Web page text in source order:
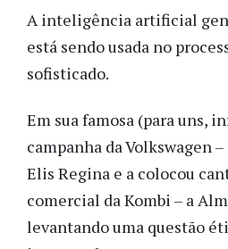
A inteligência artificial
está sendo usada no
sofisticado.
Em sua famosa (para uns,
campanha da Volkswagen
Elis Regina e a colocou
comercial da Kombi – a
levantando uma questão